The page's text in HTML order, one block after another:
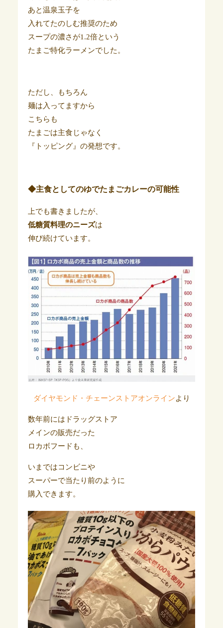
あと温泉玉子を
入れてたのしむ推奨のため
スープの濃さが1.2倍という
たまご特化ラーメンでした。
ただし、もちろん
麺は入ってますから
こちらも
たまごは主食じゃなく
『トッピング』の発想です。
◆主食としてのゆでたまごカレーの可能性
上でも書きましたが、
低糖質料理のニーズは
伸び続けています。
ダイヤモンド・チェーンストアオンラインより
数年前にはドラッグストア
メインの販売だった
ロカボフードも、
いまではコンビニや
スーパーで当たり前のように
購入できます。